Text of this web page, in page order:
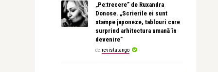
„Pe:trecere” de Ruxandra
Donose. „Scrierile ei sunt
stampe japoneze, tablouri care
surprind arhitectura umană în
devenire”
de revistatango